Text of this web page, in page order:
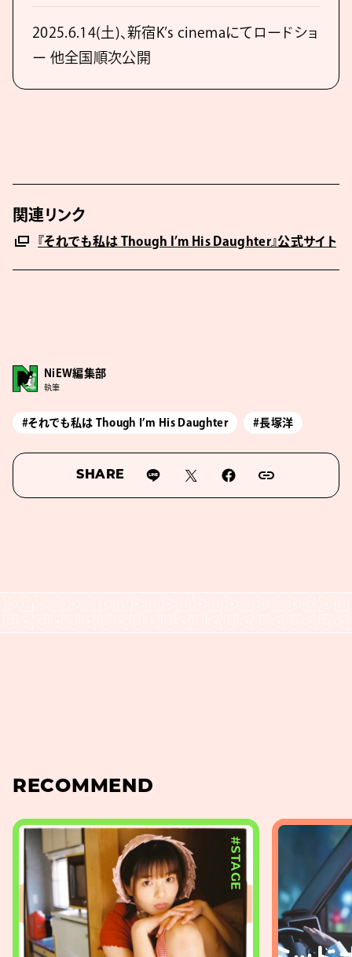
2025.6.14(土)、新宿K’s cinemaにてロードショ
ー 他全国順次公開
関連リンク
『それでも私は Though I’m His Daughter』公式サイト
NiEW編集部
執筆
#それでも私は Though I’m His Daughter #長塚洋
SHARE
RECOMMEND
#STAGE